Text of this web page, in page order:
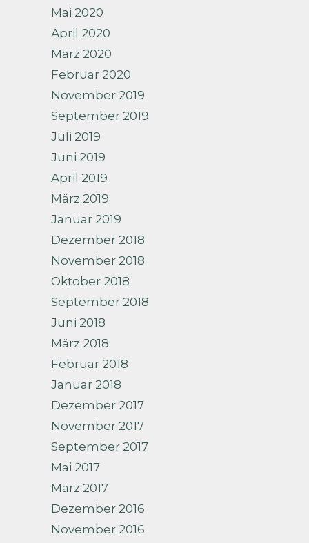
Mai 2020
April 2020
März 2020
Februar 2020
November 2019
September 2019
Juli 2019
Juni 2019
April 2019
März 2019
Januar 2019
Dezember 2018
November 2018
Oktober 2018
September 2018
Juni 2018
März 2018
Februar 2018
Januar 2018
Dezember 2017
November 2017
September 2017
Mai 2017
März 2017
Dezember 2016
November 2016